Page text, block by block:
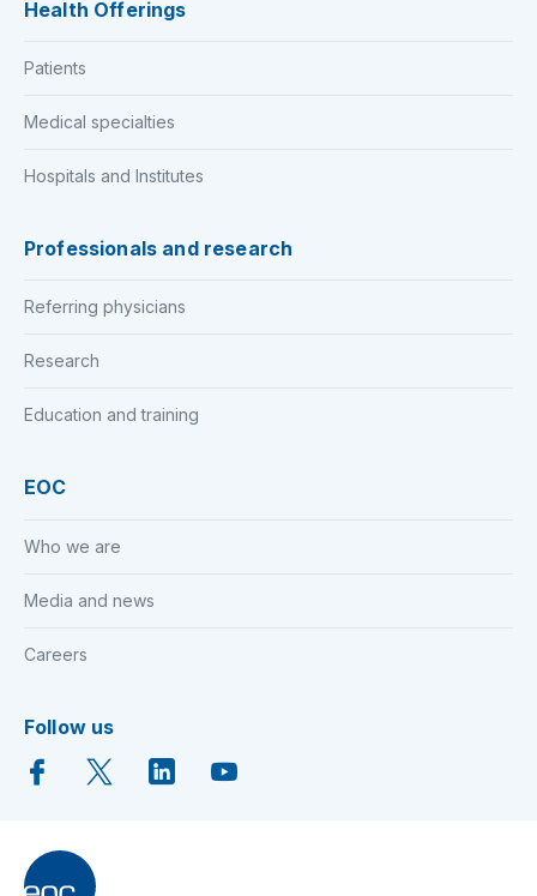
Health Offerings
Patients
Medical specialties
Hospitals and Institutes
Professionals and research
Referring physicians
Research
Education and training
EOC
Who we are
Media and news
Careers
Follow us